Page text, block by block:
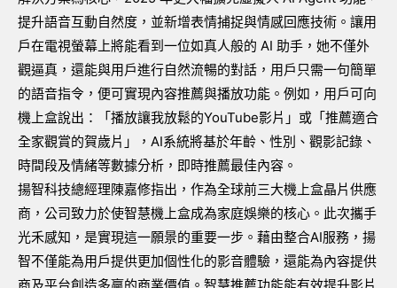
提升語音互動自然度，並新增表情捕捉與情感回應技術。讓用
戶在電視螢幕上將能看到一位如真人般的 AI 助手，她不僅外
觀逼真，還能與用戶進行自然流暢的對話，用戶只需一句簡單
的語音指令，便可實現內容推薦與播放功能。例如，用戶可向
機上盒說出：「播放讓我放鬆的YouTube影片」或「推薦適合
全家觀賞的賀歲片」，AI系統將基於年齡、性別、觀影記錄、
時間段及情緒等數據分析，即時推薦最佳內容。
揚智科技總經理陳嘉修指出，作為全球前三大機上盒晶片供應
商，公司致力於使智慧機上盒成為家庭娛樂的核心。此次攜手
光禾感知，是實現這一願景的重要一步。藉由整合AI服務，揚
智不僅能為用戶提供更加個性化的影音體驗，還能為內容提供